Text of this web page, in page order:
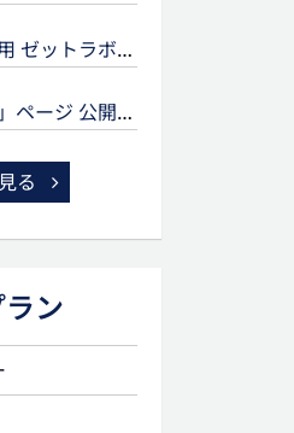
ソニー生命様専用 ゼットラボforLIFEPLANNERのご案内
「視聴実績一覧」ページ 公開のお知らせ
る
ン